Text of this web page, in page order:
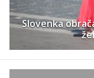
Slovenka